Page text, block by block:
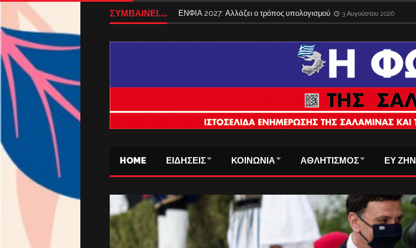
ΣΥΜΒΑΙΝΕΙ... ΕΝΦΙΑ 2027: Αλλάζει ο τρόπος υπολογισμού 3 Αυγούστου 2026
HOME ΕΙΔΗΣΕΙΣ ΚΟΙΝΩΝΙΑ ΑΘΛΗΤΙΣΜΟΣ ΕΥ ΖΗΝ